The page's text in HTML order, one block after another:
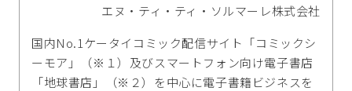
エヌ・ティ・ティ・ソルマーレ株式会社
国内No.1ケータイコミック配信サイト「コミックシ
ーモア」（※１）及びスマートフォン向け電子書店
「地球書店」（※２）を中心に電子書籍ビジネスを